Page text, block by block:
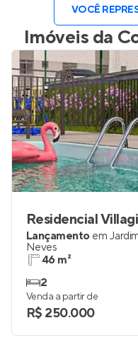
VOCÊ
Imóveis da
Residencial
Lançamento em
Neves
46 m²
2
Venda a partir de
R$ 250.000